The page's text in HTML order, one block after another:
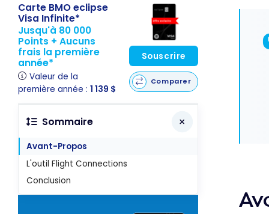
Carte BMO eclipse
Visa Infinite*
Jusqu'à 80 000
Points + Aucuns
frais la première
année*
Valeur de la
première année : 1 139 $
Souscrire
Comparer
Sommaire
Avant-Propos
L'outil Flight Connections
Conclusion